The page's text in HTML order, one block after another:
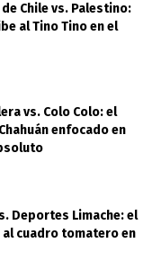
Chile vs. Palestino:
al Tino Tino en el
vs. Colo Colo: el
enfocado en
Deportes Limache: el
al cuadro tomatero en